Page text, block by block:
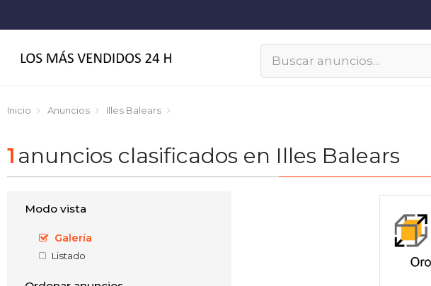
Inicio Anuncios Illes Balears
1 anuncios clasificados en Illes Balears
Modo vista
Galería
Listado